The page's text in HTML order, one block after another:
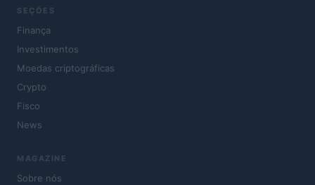
SEÇÕES
Finança
Investimentos
Moedas criptográficas
Crypto
Fisco
News
MAGAZINE
Sobre nós